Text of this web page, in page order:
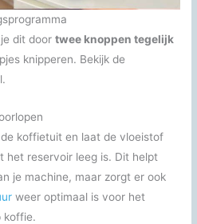
je dit doortwee knoppen tegelijk
knipperen. Bekijk de
koffietuit en laat de vloeistof
het reservoir leeg is. Dit helpt
je machine, maar zorgt er ook
weer optimaal is voor het
koffie.